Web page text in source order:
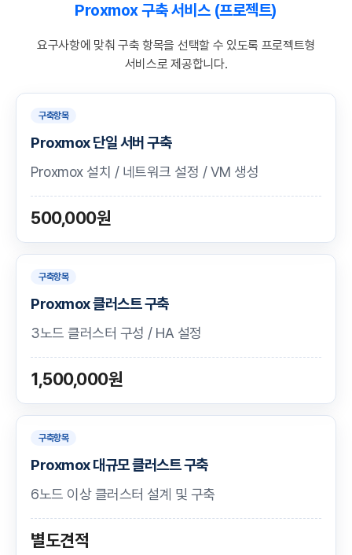
Proxmox 구축 서비스 (프로젝트)
요구사항에 맞춰 구축 항목을 선택할 수 있도록 프로젝트형
서비스로 제공합니다.
구축항목
Proxmox 단일 서버 구축
Proxmox 설치 / 네트워크 설정 / VM 생성
500,000원
구축항목
Proxmox 클러스트 구축
3노드 클러스터 구성 / HA 설정
1,500,000원
구축항목
Proxmox 대규모 클러스트 구축
6노드 이상 클러스터 설계 및 구축
별도견적